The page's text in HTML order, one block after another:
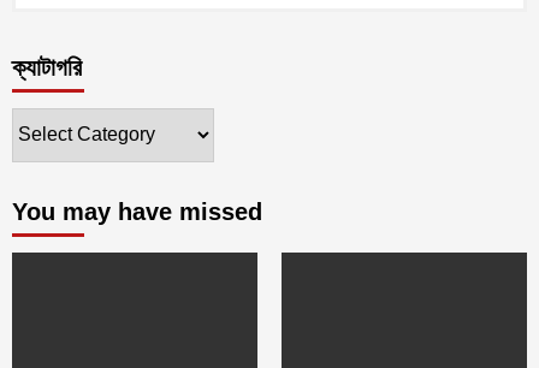
ক্যাটাগরি
You may have missed